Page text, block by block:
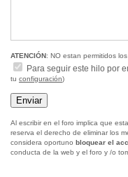
ATENCIÓN: NO estan permitidos
Para seguir este hilo por
tu configuración)
Al escribir en el foro implica que
reserva el derecho de eliminar los
considera oportuno bloquear el
conducta de la web y el foro y /o